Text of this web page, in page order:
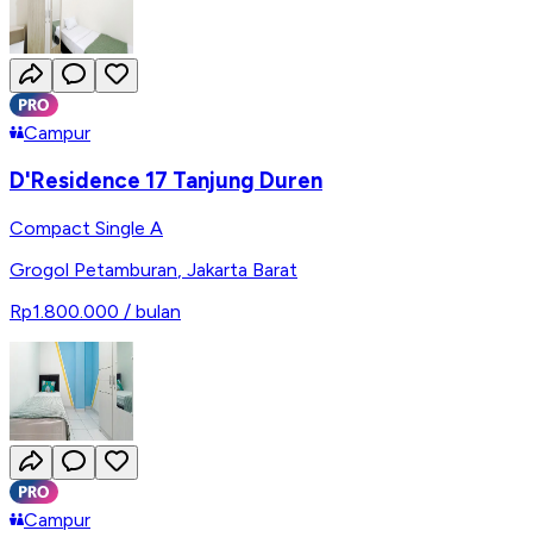
Campur
D'Residence 17 Tanjung Duren
Compact Single A
Grogol Petamburan Jakarta Barat
Rp1.800.000 / bulan
Campur